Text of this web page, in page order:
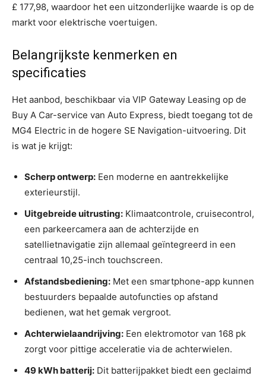
£ 177,98, waardoor het een uitzonderlijke waarde is op de
markt voor elektrische voertuigen.
Belangrijkste kenmerken en
specificaties
Het aanbod, beschikbaar via VIP Gateway Leasing op de
Buy A Car-service van Auto Express, biedt toegang tot de
MG4 Electric in de hogere SE Navigation-uitvoering. Dit
is wat je krijgt:
Scherp ontwerp: Een moderne en aantrekkelijke
exterieurstijl.
Uitgebreide uitrusting: Klimaatcontrole, cruisecontrol,
een parkeercamera aan de achterzijde en
satellietnavigatie zijn allemaal geïntegreerd in een
centraal 10,25-inch touchscreen.
Afstandsbediening: Met een smartphone-app kunnen
bestuurders bepaalde autofuncties op afstand
bedienen, wat het gemak vergroot.
Achterwielaandrijving: Een elektromotor van 168 pk
zorgt voor pittige acceleratie via de achterwielen.
49 kWh batterij: Dit batterijpakket biedt een geclaimd